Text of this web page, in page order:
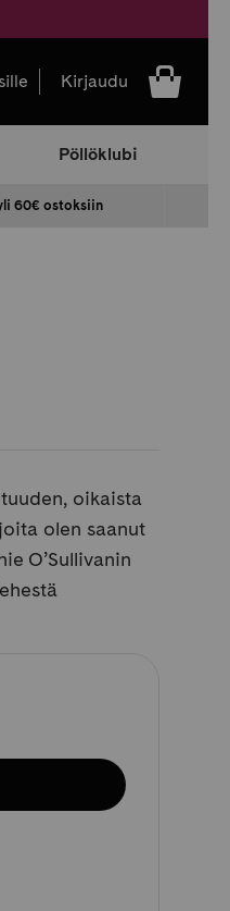
Kirjaudu
Pöllöklubi
60€ ostoksiin
oikaista
olen saanut
O’Sullivanin